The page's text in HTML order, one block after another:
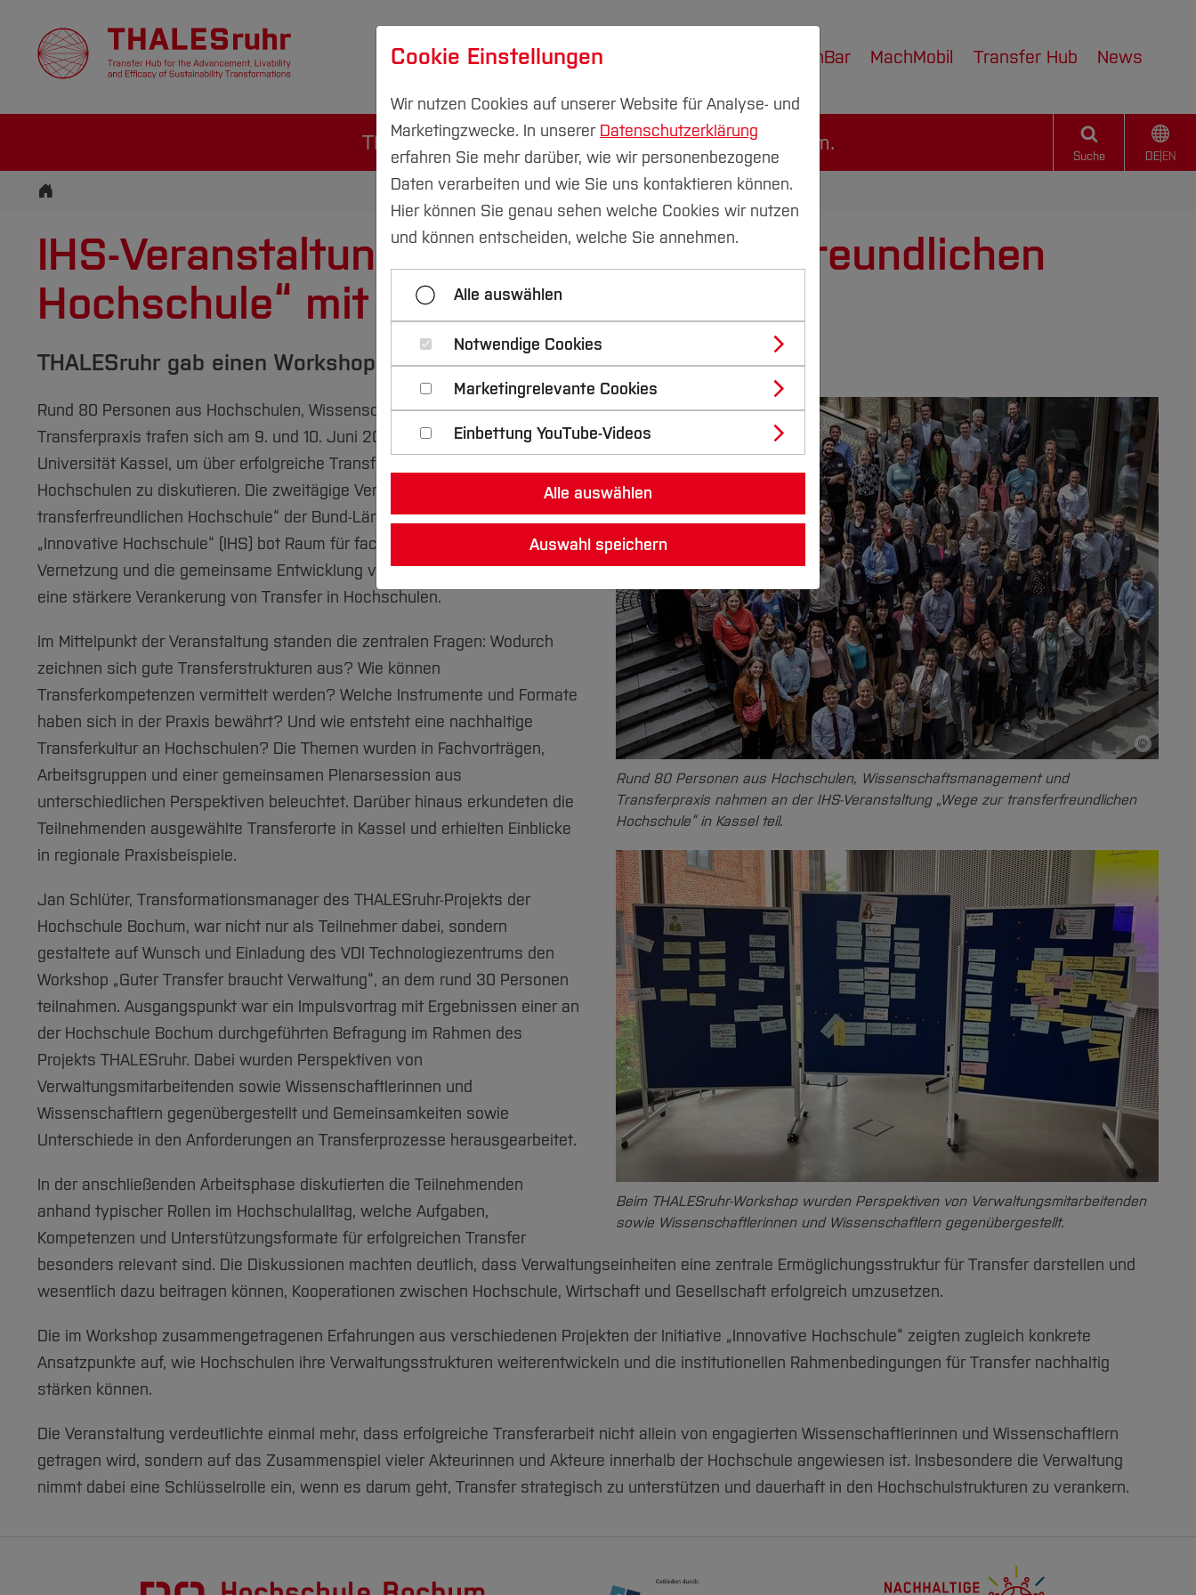
Über Transferprojekte Nachhaltigkeitsallianz MachBar MachMobil Transfer Hub News
THALESruhr ist ein Projekt der Hochschule Bochum.
Suche DE| EN
IHS-Veranstaltung „Wege zur transferfreundlichen
Hochschule“ mit hoher Beteiligung
THALESruhr gab einen Workshop und teilte Transferwissen
©
Rund 80 Personen aus Hochschulen, Wissenschaftsmanagement und
Transferpraxis nahmen an der IHS-Veranstaltung „Wege zur transferfreundlichen
Hochschule“ in Kassel teil.
Beim THALESruhr-Workshop wurden Perspektiven von Verwaltungsmitarbeitenden
sowie Wissenschaftlerinnen und Wissenschaftlern gegenübergestellt.
Rund 80 Personen aus Hochschulen, Wissenschaftsmanagement und
Transferpraxis trafen sich am 9. und 10. Juni 2026 im Science Park der
Universität Kassel, um über erfolgreiche Transferstrukturen an
Hochschulen zu diskutieren. Die zweitägige Veranstaltung „Wege zur
transferfreundlichen Hochschule“ der Bund-Länder-Förderinitiative
„Innovative Hochschule“ (IHS) bot Raum für fachlichen Austausch,
Vernetzung und die gemeinsame Entwicklung von Lösungsansätzen für
eine stärkere Verankerung von Transfer in Hochschulen.
Im Mittelpunkt der Veranstaltung standen die zentralen Fragen: Wodurch
zeichnen sich gute Transferstrukturen aus? Wie können
Transferkompetenzen vermittelt werden? Welche Instrumente und Formate
haben sich in der Praxis bewährt? Und wie entsteht eine nachhaltige
Transferkultur an Hochschulen? Die Themen wurden in Fachvorträgen,
Arbeitsgruppen und einer gemeinsamen Plenarsession aus
unterschiedlichen Perspektiven beleuchtet. Darüber hinaus erkundeten die
Teilnehmenden ausgewählte Transferorte in Kassel und erhielten Einblicke
in regionale Praxisbeispiele.
Jan Schlüter, Transformationsmanager des THALESruhr-Projekts der
Hochschule Bochum, war nicht nur als Teilnehmer dabei, sondern
gestaltete auf Wunsch und Einladung des VDI Technologiezentrums den
Workshop „Guter Transfer braucht Verwaltung“, an dem rund 30 Personen
teilnahmen. Ausgangspunkt war ein Impulsvortrag mit Ergebnissen einer an
der Hochschule Bochum durchgeführten Befragung im Rahmen des
Projekts THALESruhr. Dabei wurden Perspektiven von
Verwaltungsmitarbeitenden sowie Wissenschaftlerinnen und
Wissenschaftlern gegenübergestellt und Gemeinsamkeiten sowie
Unterschiede in den Anforderungen an Transferprozesse herausgearbeitet.
In der anschließenden Arbeitsphase diskutierten die Teilnehmenden
anhand typischer Rollen im Hochschulalltag, welche Aufgaben,
Kompetenzen und Unterstützungsformate für erfolgreichen Transfer
besonders relevant sind. Die Diskussionen machten deutlich, dass Verwaltungseinheiten eine zentrale Ermöglichungsstruktur für Transfer darstellen und
wesentlich dazu beitragen können, Kooperationen zwischen Hochschule, Wirtschaft und Gesellschaft erfolgreich umzusetzen.
Die im Workshop zusammengetragenen Erfahrungen aus verschiedenen Projekten der Initiative „Innovative Hochschule“ zeigten zugleich konkrete
Ansatzpunkte auf, wie Hochschulen ihre Verwaltungsstrukturen weiterentwickeln und die institutionellen Rahmenbedingungen für Transfer nachhaltig
stärken können.
Die Veranstaltung verdeutlichte einmal mehr, dass erfolgreiche Transferarbeit nicht allein von engagierten Wissenschaftlerinnen und Wissenschaftlern
getragen wird, sondern auf das Zusammenspiel vieler Akteurinnen und Akteure innerhalb der Hochschule angewiesen ist. Insbesondere die Verwaltung
nimmt dabei eine Schlüsselrolle ein, wenn es darum geht, Transfer strategisch zu unterstützen und dauerhaft in den Hochschulstrukturen zu verankern.
Cookie Einstellungen
Wir nutzen Cookies auf unserer Website für Analyse- und
Marketingzwecke. In unserer Datenschutzerklärung
erfahren Sie mehr darüber, wie wir personenbezogene
Daten verarbeiten und wie Sie uns kontaktieren können.
Hier können Sie genau sehen welche Cookies wir nutzen
und können entscheiden, welche Sie annehmen.
Alle auswählen
Notwendige Cookies
Marketingrelevante Cookies
Einbettung YouTube-Videos
Alle auswählen
Auswahl speichern